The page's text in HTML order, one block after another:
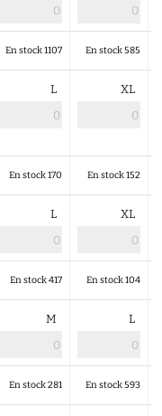
En stock 1107 En stock 585
L XL
En stock 170 En stock 152
L XL
En stock 417 En stock 104
M L
En stock 281 En stock 593